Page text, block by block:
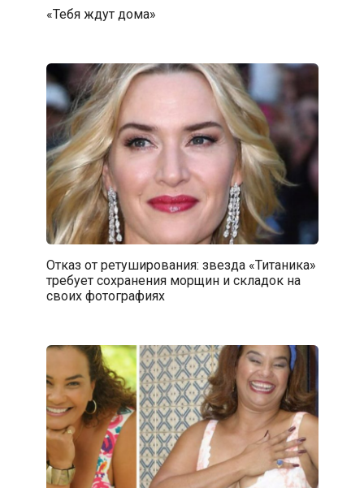
«Тебя ждут дома»
Отказ от ретуширования: звезда «Титаника»
требует сохранения морщин и складок на
своих фотографиях